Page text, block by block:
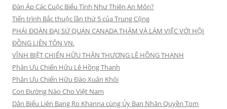
Đàn Áp Các Cuộc Biểu Tình Như Thiên An Môn?
Tiến trình Bắc thuộc lần thứ 5 của Trung Cộng
PHÁI ĐOÀN ĐẠI SỨ QUÁN CANADA THĂM VÀ LÀM VIỆC VỚI HỘI
ĐỒNG LIÊN TÔN VN.
VĨNH BIỆT CHIẾN HỮU THÂN THƯƠNG LÊ HỒNG THANH
Phân Ưu Chiến Hữu Lê Hồng Thanh
Phân Ưu Chiến Hữu Đào Xuân Khôi
Con Đường Nào Cho Việt Nam
Dân Biểu Liên Bang Ro Khanna cùng Ủy Ban Nhân Quyền Tom